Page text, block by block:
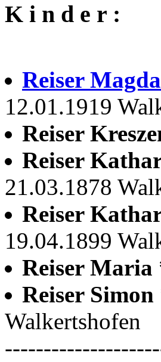
K i n d e r :
Reiser
12.01.1919
Reiser
Reiser
21.03.1878
Reiser
19.04.1899
Reiser Maria
Reiser Simon
Walkertshofen